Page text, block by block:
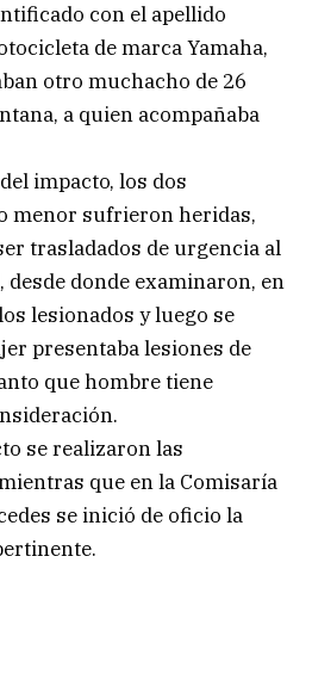
con el apellido
de marca Yamaha,
otro muchacho de 26
a quien acompañaba
impacto, los dos
menor sufrieron heridas,
trasladados de urgencia al
desde donde examinaron, en
lesionados y luego se
presentaba lesiones de
que hombre tiene
se realizaron las
que en la Comisaría
se inició de oficio la